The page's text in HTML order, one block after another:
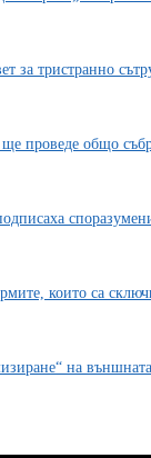
за тристранно
ще проведе общо
които са
на